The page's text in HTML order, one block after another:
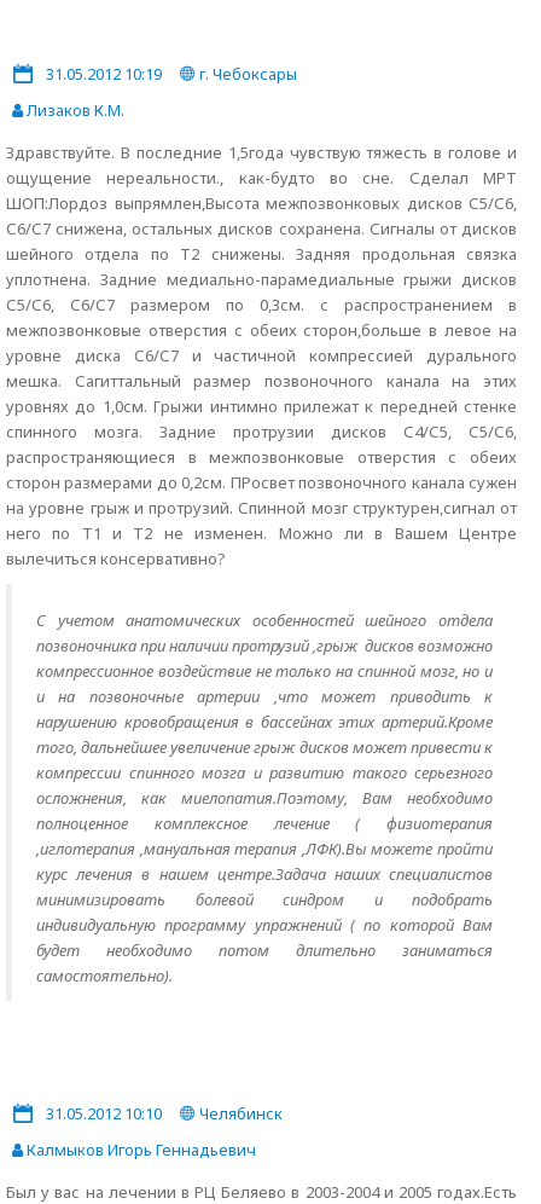
31.05.2012 10:19
г. Чебоксары
Лизаков К.М.
Здравствуйте. В последние 1,5года чувствую тяжесть в голове и
ощущение нереальности., как-будто во сне. Сделал МРТ
ШОП:Лордоз выпрямлен,Высота межпозвонковых дисков С5/С6,
С6/С7 снижена, остальных дисков сохранена. Сигналы от дисков
шейного отдела по Т2 снижены. Задняя продольная связка
уплотнена. Задние медиально-парамедиальные грыжи дисков
С5/С6, С6/С7 размером по 0,3см. с распространением в
межпозвонковые отверстия с обеих сторон,больше в левое на
уровне диска С6/С7 и частичной компрессией дурального
мешка. Сагиттальный размер позвоночного канала на этих
уровнях до 1,0см. Грыжи интимно прилежат к передней стенке
спинного мозга. Задние протрузии дисков С4/С5, С5/С6,
распространяющиеся в межпозвонковые отверстия с обеих
сторон размерами до 0,2см. ПРосвет позвоночного канала сужен
на уровне грыж и протрузий. Спинной мозг структурен,сигнал от
него по Т1 и Т2 не изменен. Можно ли в Вашем Центре
вылечиться консервативно?
С учетом анатомических особенностей шейного отдела
позвоночника при наличии протрузий ,грыж дисков возможно
компрессионное воздействие не только на спинной мозг, но и
и на позвоночные артерии ,что может приводить к
нарушению кровобращения в бассейнах этих артерий.Кроме
того, дальнейшее увеличение грыж дисков может привести к
компрессии спинного мозга и развитию такого серьезного
осложнения, как миелопатия.Поэтому, Вам необходимо
полноценное комплексное лечение ( физиотерапия
,иглотерапия ,мануальная терапия ,ЛФК).Вы можете пройти
курс лечения в нашем центре.Задача наших специалистов
минимизировать болевой синдром и подобрать
индивидуальную программу упражнений ( по которой Вам
будет необходимо потом длительно заниматься
самостоятельно).
31.05.2012 10:10
Челябинск
Калмыков Игорь Геннадьевич
Был у вас на лечении в РЦ Беляево в 2003-2004 и 2005 годах.Есть